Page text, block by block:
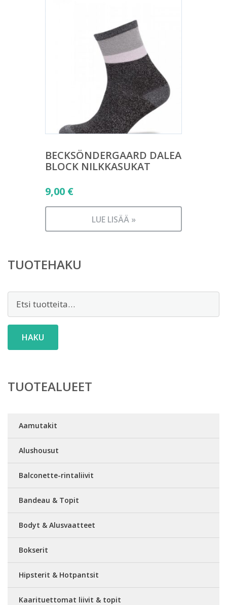
BECKSÖNDERGAARD DALEA
BLOCK NILKKASUKAT
9,00 €
LUE LISÄÄ »
TUOTEHAKU
Etsi:
HAKU
TUOTEALUEET
Aamutakit
Alushousut
Balconette-rintaliivit
Bandeau & Topit
Bodyt & Alusvaatteet
Bokserit
Hipsterit & Hotpantsit
Kaarituettomat liivit & topit